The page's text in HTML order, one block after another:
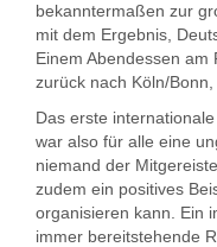
bekanntermaßen zur
mit dem Ergebnis,
Einem Abendessen
zurück nach Köln/
Das erste
war also für alle eine
niemand der
zudem ein positives
organisieren kann. Ein
immer bereitstehende